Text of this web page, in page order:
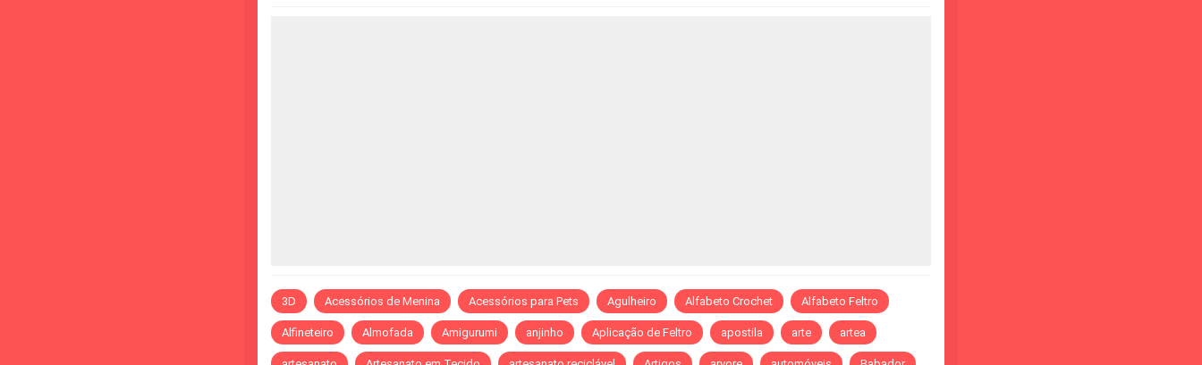
3D Acessórios de Menina Acessórios para Pets Agulheiro Alfabeto Crochet Alfabeto Feltro
Alfineteiro Almofada Amigurumi anjinho Aplicação de Feltro apostila arte artea